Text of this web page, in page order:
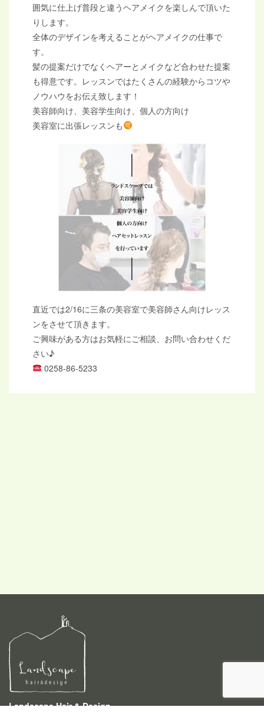
囲気に仕上げ普段と違うヘアメイクを楽しんで頂いた
りします。
全体のデザインを考えることがヘアメイクの仕事で
す。
髪の提案だけでなくヘアーとメイクなど合わせた提案
も得意です。レッスンではたくさんの経験からコツや
ノウハウをお伝え致します！
美容師向け、美容学生向け、個人の方向け
美容室に出張レッスンも
直近では2/16に三条の美容室で美容師さん向けレッス
ンをさせて頂きます。
ご興味がある方はお気軽にご相談、お問い合わせくだ
さい♪
0258-86-5233
Landscape Hair & Design